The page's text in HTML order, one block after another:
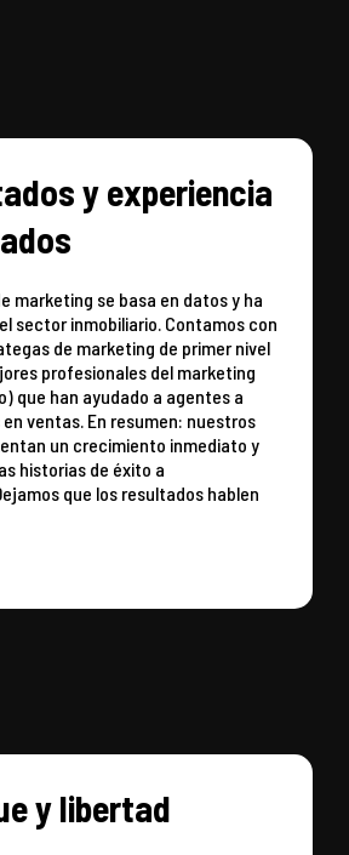
y experiencia
marketing se basa en datos y ha
sector inmobiliario. Contamos con
de marketing de primer nivel
profesionales del marketing
que han ayudado a agentes a
ventas. En resumen: nuestros
un crecimiento inmediato y
historias de éxito a
que los resultados hablen
y libertad